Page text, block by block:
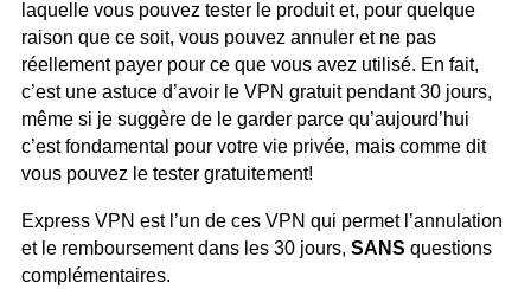
laquelle vous pouvez tester le produit et, pour quelque
raison que ce soit, vous pouvez annuler et ne pas
réellement payer pour ce que vous avez utilisé. En fait,
c’est une astuce d’avoir le VPN gratuit pendant 30 jours,
même si je suggère de le garder parce qu’aujourd’hui
c’est fondamental pour votre vie privée, mais comme dit
vous pouvez le tester gratuitement!
Express VPN est l’un de ces VPN qui permet l’annulation
et le remboursement dans les 30 jours, SANS questions
complémentaires.